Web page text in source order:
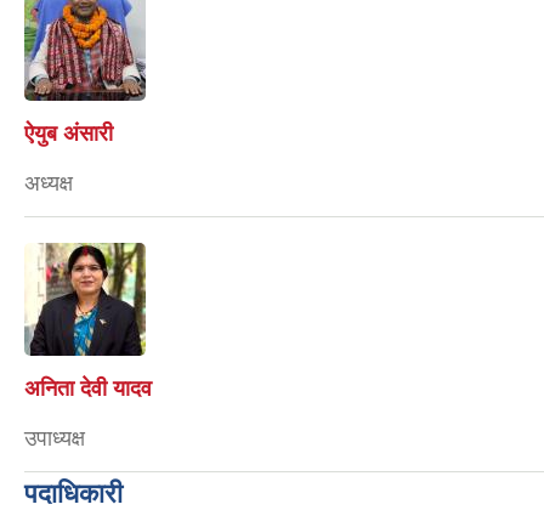
ऐयुब अंसारी
अध्यक्ष
अनिता देवी यादव
उपाध्यक्ष
पदाधिकारी